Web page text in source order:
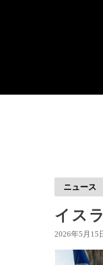
ニュース
イス
2026年5月15